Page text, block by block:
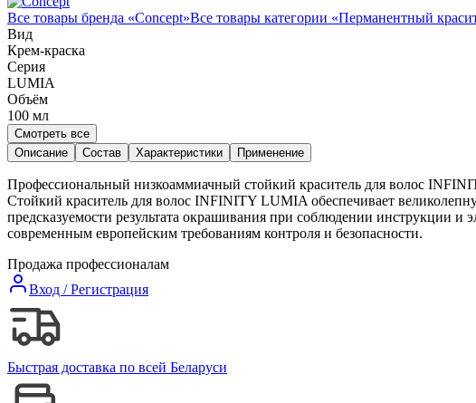
Все товары бренда «Concept»Все товары категории «Перманентный
Вид
Крем-краска
Серия
LUMIA
Объём
100 мл
Смотреть все
Описание
Состав Характеристики Применение
Профессиональный низкоаммиачный стойкий краситель для волос
Стойкий краситель для волос INFINITY LUMIA обеспечивает
предсказуемости результата окрашивания при соблюдении инструкции
современным европейским требованиям контроля и безопасности.
Продажа профессионалам
Вход / Регистрация
Быстрая доставка по всей Беларуси